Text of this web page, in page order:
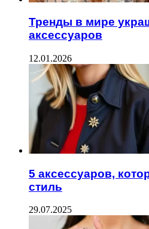
Тренды в мире
аксессуаров
12.01.2026
5 аксессуаров,
стиль
29.07.2025